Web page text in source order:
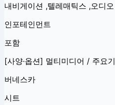
내비게이션 ,텔레매틱스 ,오디
인포테인먼트
포함
[사양·옵션] 멀티미디어 / 주요
버네스카
시트